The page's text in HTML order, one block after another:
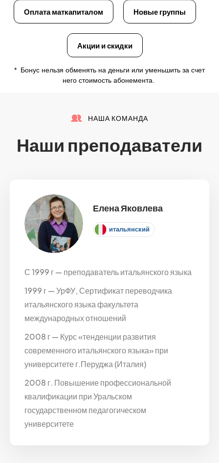
Оплата маткапиталом Новые группы
Акции и скидки
* Бонус нельзя обменять на деньги или уменьшить за счет
него стоимость абонемента.
НАША КОМАНДА
Наши преподаватели
Елена Яковлева
итальянский
С 1999 г — преподаватель итальянского языка
1999 г — УрФУ, Сертификат переводчика
итальянского языка факультета
международных отношений
2008 г — Курс «тенденции развития
современного итальянского языка» при
университете г.Перуджа (Италия)
2008 г. Повышение профессиональной
квалификации при Уральском
государственном педагогическом
университете